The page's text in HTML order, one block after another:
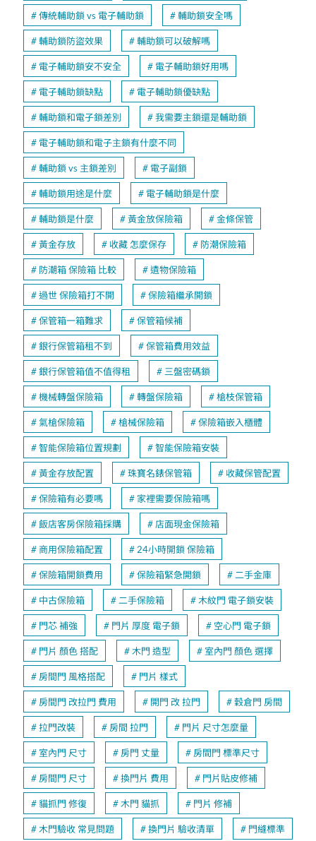
傳統輔助鎖 vs 電子輔助鎖 輔助鎖安全嗎
輔助鎖防盜效果 輔助鎖可以破解嗎
電子輔助鎖安不安全 電子輔助鎖好用嗎
電子輔助鎖缺點 電子輔助鎖優缺點
輔助鎖和電子鎖差別 我需要主鎖還是輔助鎖
電子輔助鎖和電子主鎖有什麼不同
輔助鎖 vs 主鎖差別 電子副鎖
輔助鎖用途是什麼 電子輔助鎖是什麼
輔助鎖是什麼 黃金放保險箱 金條保管
黃金存放 收藏 怎麼保存 防潮保險箱
防潮箱 保險箱 比較 遺物保險箱
過世 保險箱打不開 保險箱繼承開鎖
保管箱一箱難求 保管箱候補
銀行保管箱租不到 保管箱費用效益
銀行保管箱值不值得租 三盤密碼鎖
機械轉盤保險箱 轉盤保險箱 槍枝保管箱
氣槍保險箱 槍械保險箱 保險箱嵌入櫃體
智能保險箱位置規劃 智能保險箱安裝
黃金存放配置 珠寶名錶保管箱 收藏保管配置
保險箱有必要嗎 家裡需要保險箱嗎
飯店客房保險箱採購 店面現金保險箱
商用保險箱配置 24小時開鎖 保險箱
保險箱開鎖費用 保險箱緊急開鎖 二手金庫
中古保險箱 二手保險箱 木紋門 電子鎖安裝
門芯 補強 門片 厚度 電子鎖 空心門 電子鎖
門片 顏色 搭配 木門 造型 室內門 顏色 選擇
房間門 風格搭配 門片 樣式
房間門 改拉門 費用 開門 改 拉門 穀倉門 房間
拉門改裝 房間 拉門 門片 尺寸怎麼量
室內門 尺寸 房門 丈量 房間門 標準尺寸
房間門 尺寸 換門片 費用 門片貼皮修補
貓抓門 修復 木門 貓抓 門片 修補
木門驗收 常見問題 換門片 驗收清單 門縫標準